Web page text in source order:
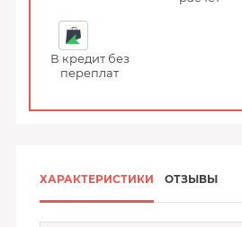
В кредит без
переплат
ХАРАКТЕРИСТИКИ ОТЗЫВЫ